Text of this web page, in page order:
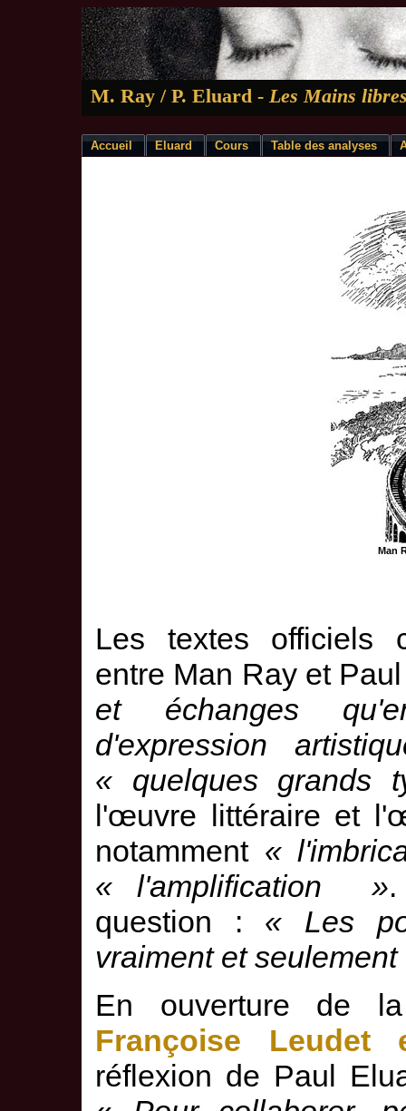
M. Ray / P. Eluard - Les Mains
Accueil Eluard Cours Table des analyses
Man
Les textes officiels
entre Man Ray et
et échanges
d'expression
« quelques grands
l'œuvre littéraire et
notamment «
« l'amplification »
question : « Les
vraiment et
En ouverture de
Françoise Leudet
réflexion de Paul